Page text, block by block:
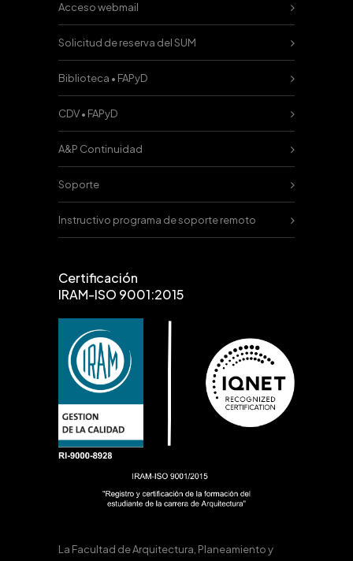
Acceso webmail
Solicitud de reserva del SUM
Biblioteca • FAPyD
CDV • FAPyD
A&P Continuidad
Soporte
Instructivo programa de soporte remoto
Certificación
IRAM-ISO 9001:2015
La Facultad de Arquitectura, Planeamiento y